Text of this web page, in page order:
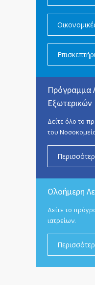
Πρόγραμμα
Εξωτερικών
Δείτε όλο το
του
Ολοήμερη
Δείτε το
ιατρείων.